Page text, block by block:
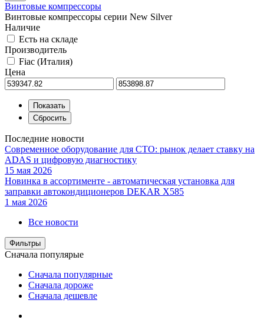
Винтовые компрессоры
Винтовые компрессоры серии New Silver
Наличие
Есть на складе
Производитель
Fiac (Италия)
Цена
Последние новости
Современное оборудование для СТО: рынок делает ставку на
ADAS и цифровую диагностику
15 мая 2026
Новинка в ассортименте - автоматическая установка для
заправки автокондиционеров DEKAR X585
1 мая 2026
Все новости
Фильтры
Сначала популярые
Сначала популярные
Сначала дороже
Сначала дешевле